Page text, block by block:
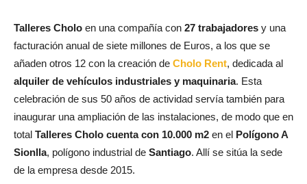
Talleres Cholo en una compañía con 27 trabajadores y una
facturación anual de siete millones de Euros, a los que se
añaden otros 12 con la creación de Cholo Rent, dedicada al
alquiler de vehículos industriales y maquinaria. Esta
celebración de sus 50 años de actividad servía también para
inaugurar una ampliación de las instalaciones, de modo que en
total Talleres Cholo cuenta con 10.000 m2 en el Polígono A
Sionlla, polígono industrial de Santiago. Allí se sitúa la sede
de la empresa desde 2015.